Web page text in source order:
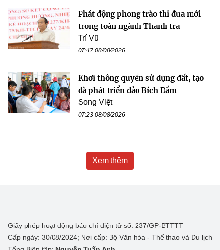
Phát động phong trào thi đua mới
trong toàn ngành Thanh tra
Trí Vũ
07:47 08/08/2026
Khơi thông quyền sử dụng đất, tạo
đà phát triển đảo Bích Đầm
Song Việt
07:23 08/08/2026
Xem thêm
Giấy phép hoạt động báo chí điện tử số: 237/GP-BTTTT
Cấp ngày: 30/08/2024; Nơi cấp: Bộ Văn hóa - Thể thao và Du lịch